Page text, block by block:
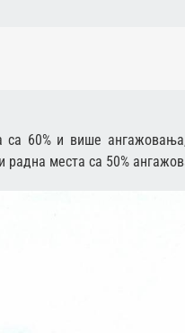
60% и више
радна места са 50%